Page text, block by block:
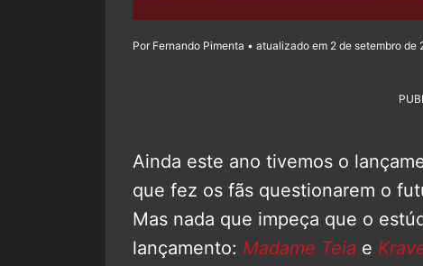
Por Fernando Pimenta • atualizado em 2 de setembro de
Ainda este ano tivemos o
que fez os fãs questionarem o
Mas nada que impeça que o
lançamento: Madame Teia e